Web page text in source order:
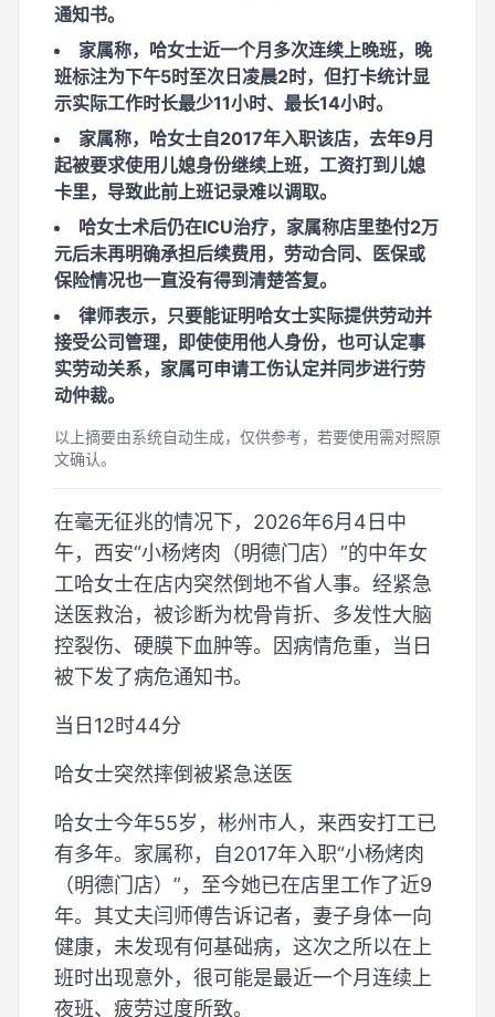
通知书。
家属称，哈女士近一个月多次连续上晚班，晚
班标注为下午5时至次日凌晨2时，但打卡统计显
示实际工作时长最少11小时、最长14小时。
家属称，哈女士自2017年入职该店，去年9月
起被要求使用儿媳身份继续上班，工资打到儿媳
卡里，导致此前上班记录难以调取。
哈女士术后仍在ICU治疗，家属称店里垫付2万
元后未再明确承担后续费用，劳动合同、医保或
保险情况也一直没有得到清楚答复。
律师表示，只要能证明哈女士实际提供劳动并
接受公司管理，即使使用他人身份，也可认定事
实劳动关系，家属可申请工伤认定并同步进行劳
动仲裁。
以上摘要由系统自动生成，仅供参考，若要使用需对照原
文确认。
在毫无征兆的情况下，2026年6月4日中
午，西安“小杨烤肉（明德门店）”的中年女
工哈女士在店内突然倒地不省人事。经紧急
送医救治，被诊断为枕骨肯折、多发性大脑
控裂伤、硬膜下血肿等。因病情危重，当日
被下发了病危通知书。
当日12时44分
哈女士突然摔倒被紧急送医
哈女士今年55岁，彬州市人，来西安打工已
有多年。家属称，自2017年入职“小杨烤肉
（明德门店）”，至今她已在店里工作了近9
年。其丈夫闫师傅告诉记者，妻子身体一向
健康，未发现有何基础病，这次之所以在上
班时出现意外，很可能是最近一个月连续上
夜班、疲劳过度所致。